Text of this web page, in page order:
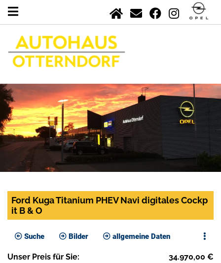
Ford Kuga Titanium PHEV Navi digitales Cockp
it B & O
Suche Bilder allgemeine Daten
Unser Preis für Sie: 34.970,00 €